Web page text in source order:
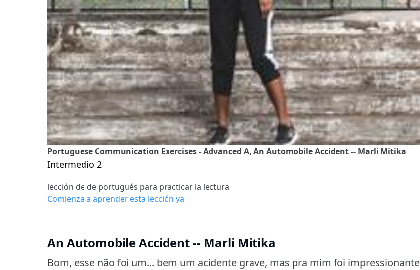
Portuguese Communication Exercises - Advanced A, An Automobile Accident -- Marli Mitika
Intermedio 2
lección de de portugués para practicar la lectura
Comienza a aprender esta lección ya
An Automobile Accident -- Marli Mitika
Bom, esse não foi um... bem um acidente grave, mas pra mim foi impressionante